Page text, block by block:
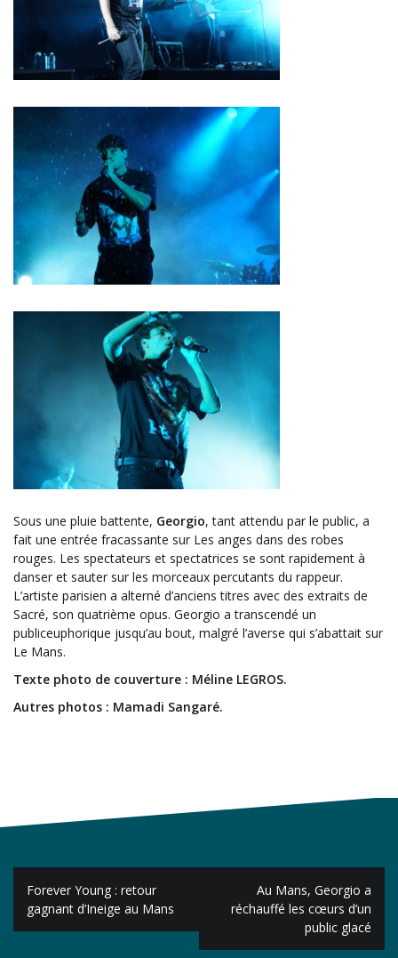
Sous une pluie battente, Georgio, tant attendu par le public, a
fait une entrée fracassante sur Les anges dans des robes
rouges. Les spectateurs et spectatrices se sont rapidement à
danser et sauter sur les morceaux percutants du rappeur.
L’artiste parisien a alterné d’anciens titres avec des extraits de
Sacré, son quatrième opus. Georgio a transcendé un
publiceuphorique jusqu’au bout, malgré l’averse qui s’abattait sur
Le Mans.
Texte photo de couverture : Méline LEGROS.
Autres photos : Mamadi Sangaré.
Navigation
de
l’article
Forever Young : retour
gagnant d’Ineige au Mans
Au Mans, Georgio a
réchauffé les cœurs d’un
public glacé